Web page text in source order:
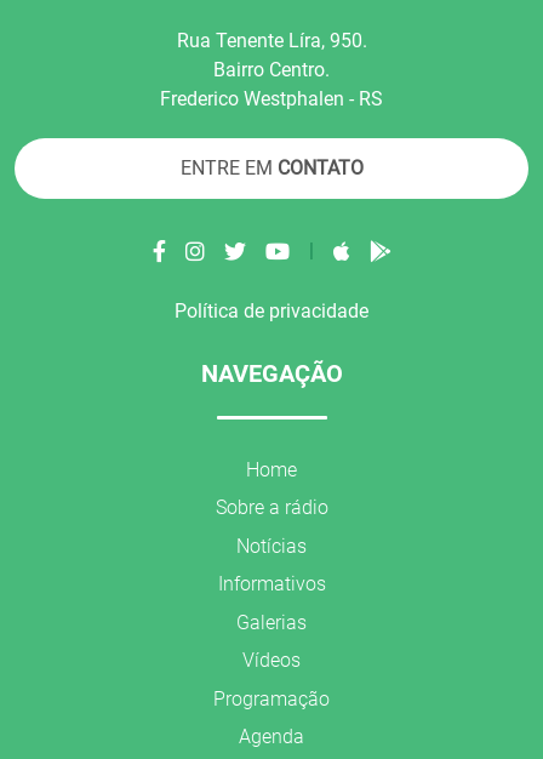
Rua Tenente Líra, 950.
Bairro Centro.
Frederico Westphalen - RS
ENTRE EM CONTATO
|
Política de privacidade
NAVEGAÇÃO
Home
Sobre a rádio
Notícias
Informativos
Galerias
Vídeos
Programação
Agenda